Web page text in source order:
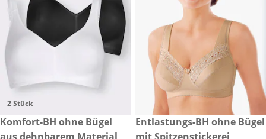
2 Stück
€ 69,99
Komfort-BH ohne Bügel
aus dehnbarem Material
€ 59,99
Entlastungs-BH ohne Bügel
mit Spitzenstickerei